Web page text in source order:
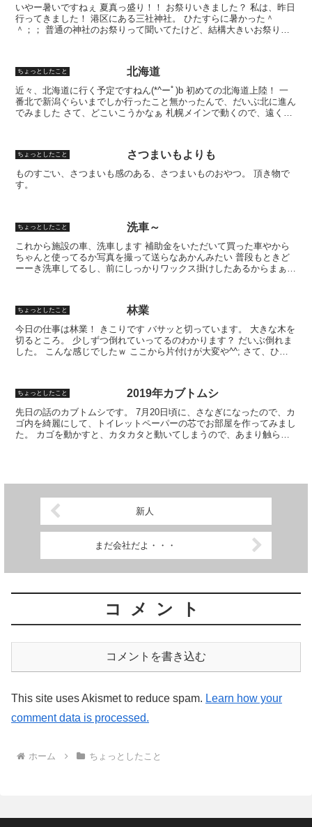
いやー暑いですねぇ 夏真っ盛り！！ お祭りいきました？ 私は、昨日
行ってきました！ 港区にある三社神社。 ひたすらに暑かった＾
＾；； 普通の神社のお祭りって聞いてたけど、結構大きいお祭りや
ちょっとしたこと 北海道
近々、北海道に行く予定ですねん(*^ーﾟ)b 初めての北海道上陸！ 一
番北で新潟ぐらいまでしか行ったこと無かったんで、だいぶ北に進ん
でみました さて、どこいこうかなぁ 札幌メインで動くので、遠くに
ちょっとしたこと さつまいもよりも
ものすごい、さつまいも感のある、さつまいものおやつ。 頂き物で
す。
ちょっとしたこと 洗車～
これから施設の車、洗車します 補助金をいただいて買った車やから
ちゃんと使ってるか写真を撮って送らなあかんみたい 普段もときど
ーーき洗車してるし、前にしっかりワックス掛けしたあるからまぁま
ちょっとしたこと 林業
今日の仕事は林業！ きこりです バサッと切っています。 大きな木を
切るところ。 少しずつ倒れていってるのわかります？ だいぶ倒れま
した。 こんな感じでしたｗ ここから片付けが大変や^^; さて、ひと
ちょっとしたこと 2019年カブトムシ
先日の話のカブトムシです。 7月20日頃に、さなぎになったので、カ
ゴ内を綺麗にして、トイレットペーパーの芯でお部屋を作ってみまし
た。 カゴを動かすと、カタカタと動いてしまうので、あまり触らな
新人
まだ会社だよ・・・
コメント
コメントを書き込む
This site uses Akismet to reduce spam. Learn how your
comment data is processed.
ホーム ちょっとしたこと